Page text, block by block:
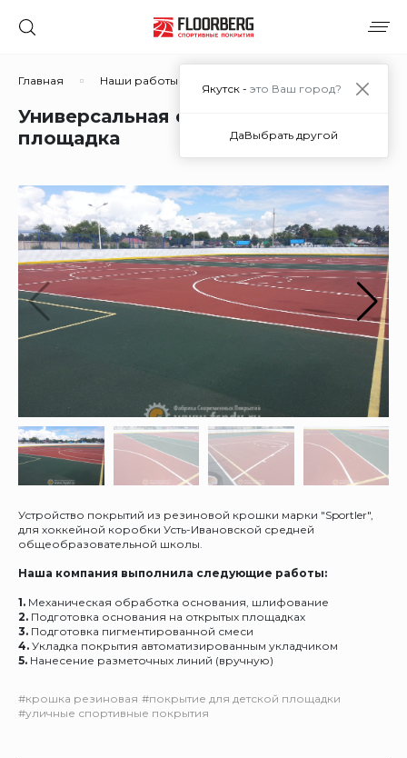
Главная Наши работы Универсальная спортивная
Универсальная спортивная
площадка
Устройство покрытий из резиновой крошки марки "Sportler",
для хоккейной коробки Усть-Ивановской средней
общеобразовательной школы.
Наша компания выполнила следующие работы:
1. Механическая обработка основания, шлифование
2. Подготовка основания на открытых площадках
3. Подготовка пигментированной смеси
4. Укладка покрытия автоматизированным укладчиком
5. Нанесение разметочных линий (вручную)
#крошка резиновая #покрытие для детской площадки
#уличные спортивные покрытия
Якутск - это Ваш город?
ДаВыбрать другой